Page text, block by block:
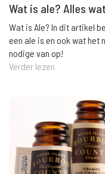
Wat is ale? Alles
Wat is Ale? In dit artikel
een ale is en ook wat het
nodige van op!
Verder lezen